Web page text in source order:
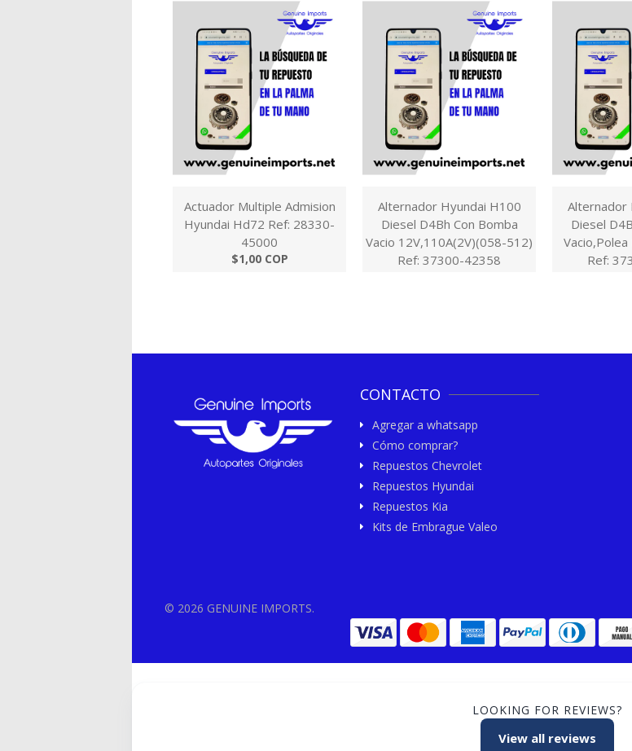
Actuador Multiple Admision
Hyundai Hd72 Ref: 28330-
45000
$1,00 COP
Alternador Hyundai H100
Diesel D4Bh Con Bomba
Vacio 12V,110A(2V)(058-512)
Ref: 37300-42358
Alternador
Diesel
Ref:
CONTACTO
Agregar a whatsapp
Cómo comprar?
Repuestos Chevrolet
Repuestos Hyundai
Repuestos Kia
Kits de Embrague Valeo
© 2026 GENUINE IMPORTS.
LOOKING FOR REVIEWS?
View all reviews